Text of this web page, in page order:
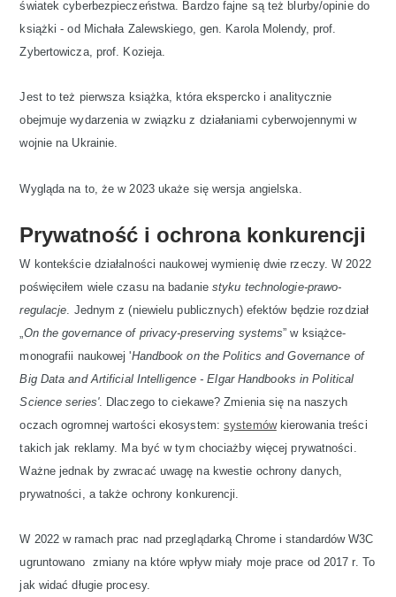
światek cyberbezpieczeństwa. Bardzo fajne są też blurby/opinie do
książki - od Michała Zalewskiego, gen. Karola Molendy, prof.
Zybertowicza, prof. Kozieja.
Jest to też pierwsza książka, która ekspercko i analitycznie
obejmuje wydarzenia w związku z działaniami cyberwojennymi w
wojnie na Ukrainie.
Wygląda na to, że w 2023 ukaże się wersja angielska.
Prywatność i ochrona konkurencji
W kontekście działalności naukowej wymienię dwie rzeczy. W 2022
poświęciłem wiele czasu na badanie styku technologie-prawo-
regulacje. Jednym z (niewielu publicznych) efektów będzie rozdział
„On the governance of privacy-preserving systems” w książce-
monografii naukowej 'Handbook on the Politics and Governance of
Big Data and Artificial Intelligence - Elgar Handbooks in Political
Science series'. Dlaczego to ciekawe? Zmienia się na naszych
oczach ogromnej wartości ekosystem:systemówkierowania treści
takich jak reklamy. Ma być w tym chociażby więcej prywatności.
Ważne jednak by zwracać uwagę na kwestie ochrony danych,
prywatności, a także ochrony konkurencji.
W 2022 w ramach prac nad przeglądarką Chrome i standardów W3C
ugruntowano zmiany na które wpływ miały moje prace od 2017 r. To
jak widać długie procesy.